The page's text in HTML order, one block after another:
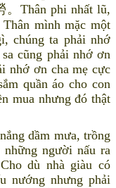
Thân phi nhất lũ,
mình mặc một
chúng ta phải nhớ
cũng phải nhớ ơn
nhớ ơn cha mẹ cực
quần áo cho con
mua nhưng đó thật
dầm mưa, trồng
người nấu ra
dù nhà giàu có
nướng nhưng phải